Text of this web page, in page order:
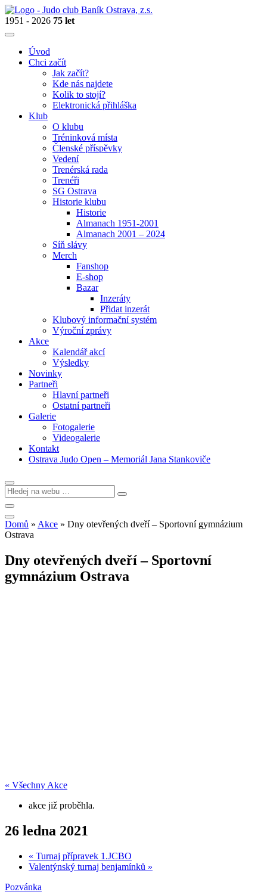
1951 - 2026 75 let
Úvod
Chci začít
Jak začít?
Kde nás najdete
Kolik to stojí?
Elektronická přihláška
Klub
O klubu
Tréninková místa
Členské příspěvky
Vedení
Trenérská rada
Trenéři
SG Ostrava
Historie klubu
Historie
Almanach 1951-2001
Almanach 2001 – 2024
Síň slávy
Merch
Fanshop
E-shop
Bazar
Inzeráty
Přidat inzerát
Klubový informační systém
Výroční zprávy
Akce
Kalendář akcí
Výsledky
Novinky
Partneři
Hlavní partneři
Ostatní partneři
Galerie
Fotogalerie
Videogalerie
Kontakt
Ostrava Judo Open – Memoriál Jana Stankoviče
Domů » Akce » Dny otevřených dveří – Sportovní gymnázium
Ostrava
Dny otevřených dveří – Sportovní
gymnázium Ostrava
« Všechny Akce
akce již proběhla.
26 ledna 2021
« Turnaj přípravek 1.JCBO
Valentýnský turnaj benjamínků »
Pozvánka